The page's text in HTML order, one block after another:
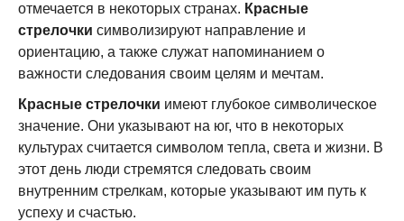
отмечается в некоторых странах. Красные
стрелочки символизируют направление и
ориентацию, а также служат напоминанием о
важности следования своим целям и мечтам.
Красные стрелочки имеют глубокое символическое
значение. Они указывают на юг, что в некоторых
культурах считается символом тепла, света и жизни. В
этот день люди стремятся следовать своим
внутренним стрелкам, которые указывают им путь к
успеху и счастью.